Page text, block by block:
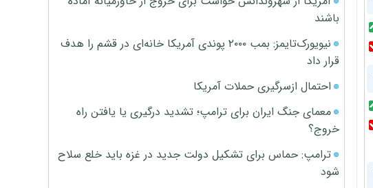
باشند
نیویورک‌تایمز: بمب ۲۰۰۰ پوندی آمریکا خانه‌ای در قشم را هدف
قرار داد
احتمال ازسرگیری حملات آمریکا
معمای جنگ ایران برای ترامپ؛ تشدید درگیری یا یافتن راه
خروج؟
ترامپ: حماس برای تشکیل دولت جدید در غزه باید خلع سلاح
شود